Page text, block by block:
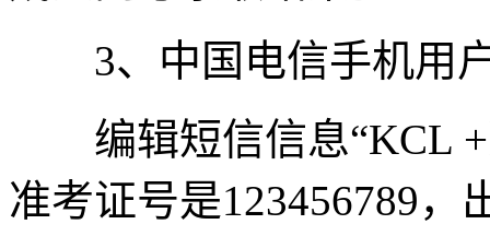
3、中国电信手机用
编辑短信信息“KCL +
准考证号是123456789，